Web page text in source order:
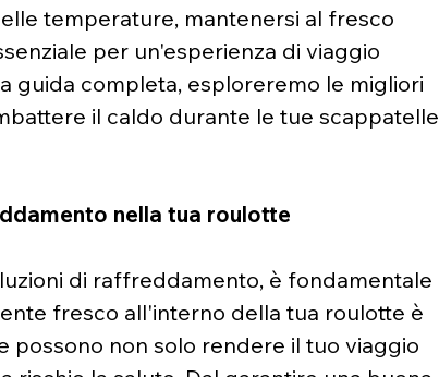
temperature, mantenersi al fresco
per un'esperienza di viaggio
guida completa, esploreremo le migliori
il caldo durante le tue scappatelle
nella tua roulotte
di raffreddamento, è fondamentale
fresco all'interno della tua roulotte è
possono non solo rendere il tuo viaggio